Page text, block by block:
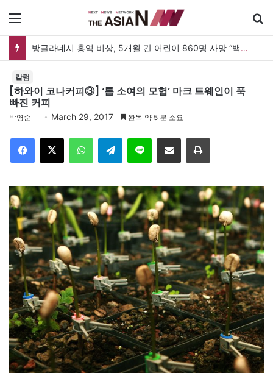
방글라데시 홍역 비상, 5개월 간 어린이 860명 사망 “백신 조달 시스템 변경이 화근”
칼럼
[하와이 코나커피③] ‘톰 소여의 모험’ 마크 트웨인이 푹
빠진 커피
박영순 March 29, 2017 완독 약 5 분 소요
Telegram 이메일